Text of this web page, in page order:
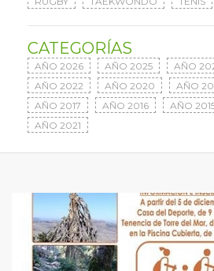
CATEGORÍAS
AÑO 2026 AÑO 2025 AÑO
AÑO 2022
AÑO 2020 AÑO
AÑO 2017
AÑO 2016 AÑO
AÑO 2021